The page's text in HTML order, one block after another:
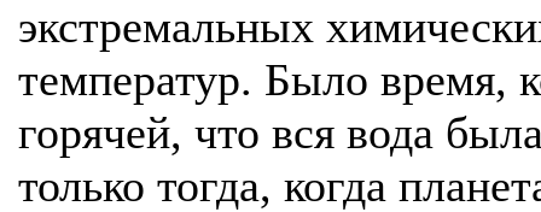
экстремальных
температур. Было время,
горячей, что вся вода
только тогда, когда